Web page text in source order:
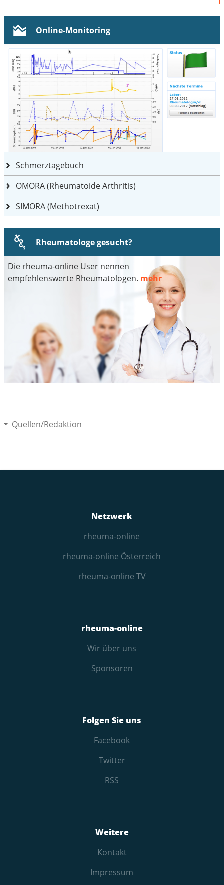
Online-Monitoring
Schmerztagebuch
OMORA (Rheumatoide Arthritis)
SIMORA (Methotrexat)
Rheumatologe gesucht?
Die rheuma-online User nennen
empfehlenswerte Rheumatologen. mehr
Quellen/Redaktion
Netzwerk
rheuma-online
rheuma-online Österreich
rheuma-online TV
rheuma-online
Wir über uns
Sponsoren
Folgen Sie uns
Facebook
Twitter
RSS
Weitere
Kontakt
Impressum